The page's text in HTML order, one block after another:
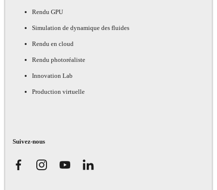
Rendu GPU
Simulation de dynamique des fluides
Rendu en cloud
Rendu photoréaliste
Innovation Lab
Production virtuelle
Suivez-nous